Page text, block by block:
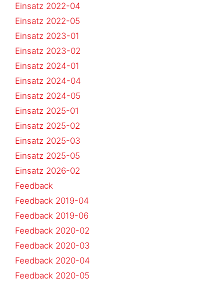
Einsatz 2022-04
Einsatz 2022-05
Einsatz 2023-01
Einsatz 2023-02
Einsatz 2024-01
Einsatz 2024-04
Einsatz 2024-05
Einsatz 2025-01
Einsatz 2025-02
Einsatz 2025-03
Einsatz 2025-05
Einsatz 2026-02
Feedback
Feedback 2019-04
Feedback 2019-06
Feedback 2020-02
Feedback 2020-03
Feedback 2020-04
Feedback 2020-05